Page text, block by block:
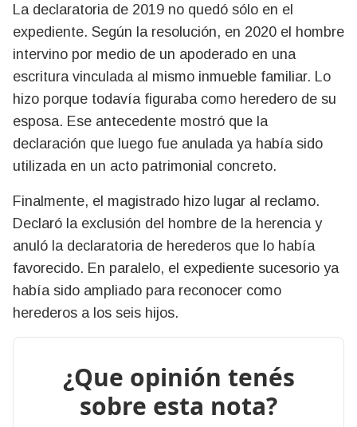
La declaratoria de 2019 no quedó sólo en el
expediente. Según la resolución, en 2020 el hombre
intervino por medio de un apoderado en una
escritura vinculada al mismo inmueble familiar. Lo
hizo porque todavía figuraba como heredero de su
esposa. Ese antecedente mostró que la
declaración que luego fue anulada ya había sido
utilizada en un acto patrimonial concreto.
Finalmente, el magistrado hizo lugar al reclamo.
Declaró la exclusión del hombre de la herencia y
anuló la declaratoria de herederos que lo había
favorecido. En paralelo, el expediente sucesorio ya
había sido ampliado para reconocer como
herederos a los seis hijos.
¿Que opinión tenés
sobre esta nota?